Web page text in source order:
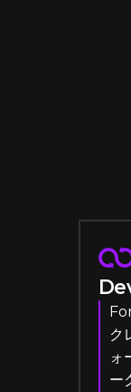
ク
ォ
ー